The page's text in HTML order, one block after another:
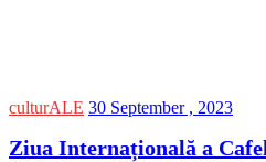
culturALE 30 September , 2023
Ziua Internațională a